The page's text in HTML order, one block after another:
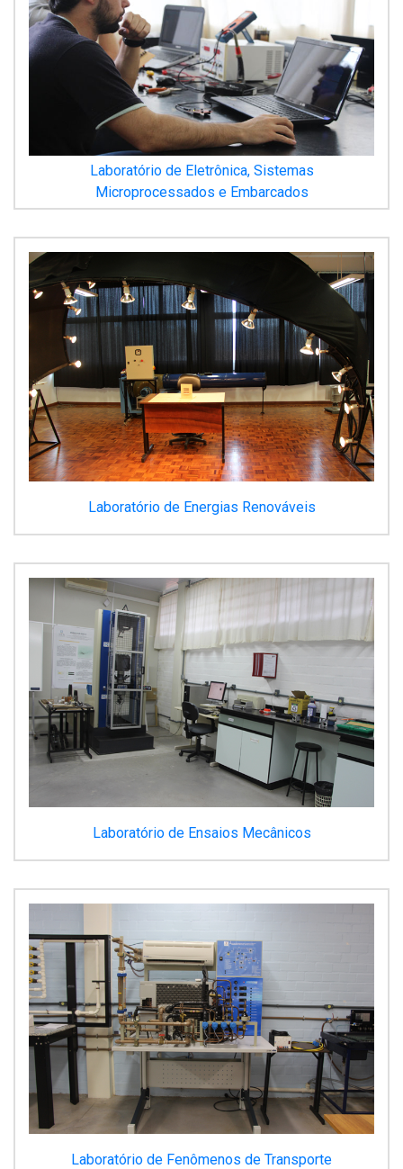
Laboratório de Eletrônica, Sistemas
Microprocessados e Embarcados
Laboratório de Energias Renováveis
Laboratório de Ensaios Mecânicos
Laboratório de Fenômenos de Transporte